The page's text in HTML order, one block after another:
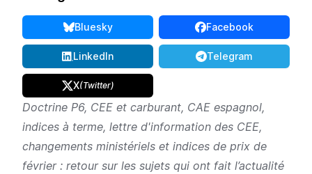
Doctrine P6, CEE et carburant, CAE espagnol,
indices à terme, lettre d'information des CEE,
changements ministériels et indices de prix de
février : retour sur les sujets qui ont fait l’actualité
Share on Bluesky
Bluesky Share on
Facebook
Share on LinkedIn
LinkedIn Share on
Telegram
Share on Twitter
X(Twitter)